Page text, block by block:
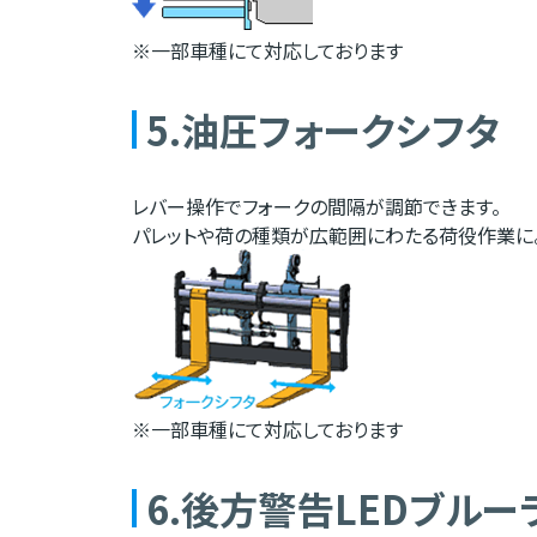
※一部車種にて対応しております
5.油圧フォークシフタ
レバー操作でフォークの間隔が調節できます。
パレットや荷の種類が広範囲にわたる荷役作業に
※一部車種にて対応しております
6.後方警告LEDブルー